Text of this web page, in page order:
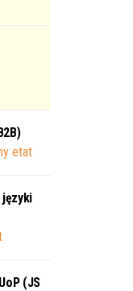
etat
języki
(JS